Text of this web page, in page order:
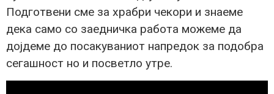
Подготвени сме за храбри чекори и знаеме
дека само со заедничка работа можеме да
дојдеме до посакуваниот напредок за подобра
сегашност но и посветло утре.